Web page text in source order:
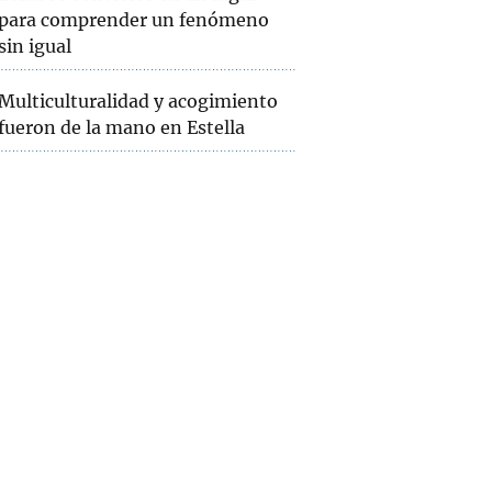
comprender un fenómeno
igual
y acogimiento
de la mano en Estella